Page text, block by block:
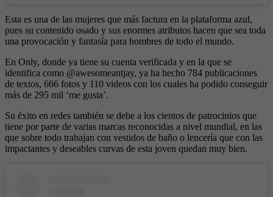
Esta es una de las mujeres que más factura en la plataforma azul,
pues su contenido osado y sus enormes atributos hacen que sea toda
una provocación y fantasía para hombres de todo el mundo.
En Only, donde ya tiene su cuenta verificada y en la que se
identifica como @awesomeantjay, ya ha hecho 784 publicaciones
de textos, 666 fotos y 110 videos con los cuales ha podido conseguir
más de 295 mil ‘me gusta’.
Su éxito en redes también se debe a los cientos de patrocinios que
tiene por parte de varias marcas reconocidas a nivel mundial, en las
que sobre todo trabajan con vestidos de baño o lencería que con las
impactantes y deseables curvas de esta joven quedan muy bien.